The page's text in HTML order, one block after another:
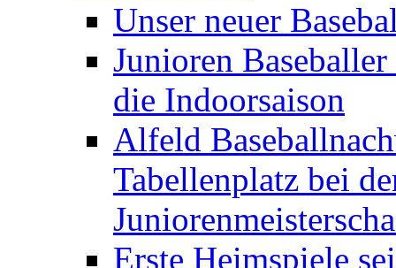
Unser neuer
Junioren
die Indoorsaison
Alfeld
Tabellenplatz bei
Erste Heimspiele